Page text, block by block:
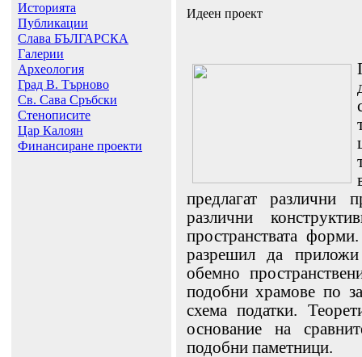
Историята
Публикации
Слава БЪЛГАРСКА
Галерии
Археология
Град В. Търново
Св. Сава Сръбски
Стенописите
Цар Калоян
Финансиране проекти
Идеен проект
предлагат различни
различни
пространствата
разрешил да
обемно
подобни храмове по
схема податки.
основание на
подобни паметници.